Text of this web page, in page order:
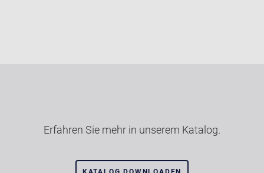
Erfahren Sie mehr in unserem Katalog.